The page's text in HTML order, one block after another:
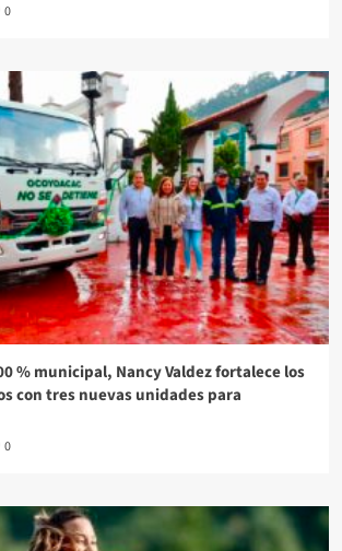
0
% municipal, Nancy Valdez fortalece los
con tres nuevas unidades para
0